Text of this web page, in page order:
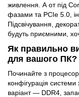
живлення. А от під
фазами та PCIe 5.0,
Підсвічування,
будуть приємними,
Як правильно
для вашого ПК?
Починайте з
конфігурація
варіант — DDR4,